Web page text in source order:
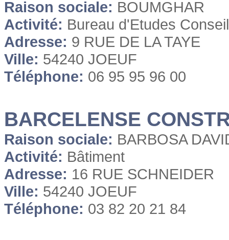
Raison sociale: BOUMGHAR
Activité: Bureau d'Etudes
Adresse: 9 RUE DE LA TAYE
Ville: 54240 JOEUF
Téléphone: 06 95 95 96 00
BARCELENSE
Raison sociale: BARBOSA
Activité: Bâtiment
Adresse: 16 RUE SCHNEIDER
Ville: 54240 JOEUF
Téléphone: 03 82 20 21 84